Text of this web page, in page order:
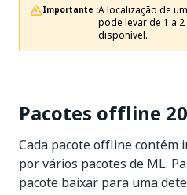
Importante :A localização de
pode levar de 1 a
disponível.
Pacotes offline
Cada pacote offline contém
por vários pacotes de ML.
pacote baixar para uma